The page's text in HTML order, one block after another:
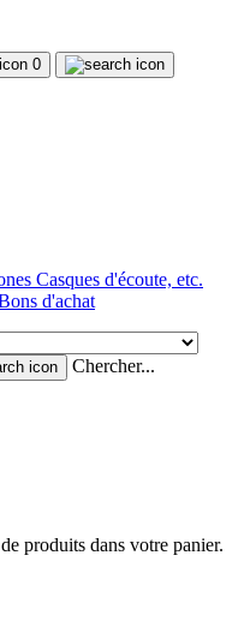
0
Casques d'écoute, etc.
d'achat
Chercher...
produits dans votre panier.